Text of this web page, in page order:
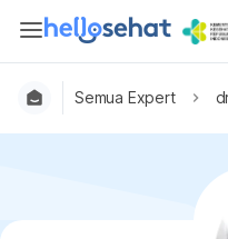
Semua Expert